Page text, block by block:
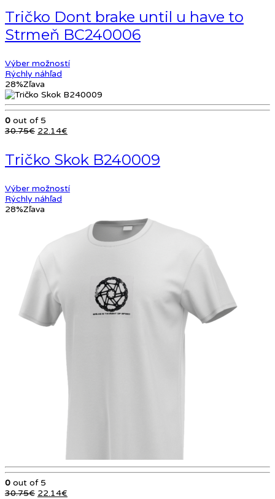
30.75€.22.14€.
Tričko Dont brake until u have to
Strmeň BC240006
Výber možností
Rýchly náhľad
28%Zľava
0 out of 5
30.75€ Pôvodná
30.75€.
22.14€
22.14€.
Tričko Skok B240009
Výber možností
Rýchly náhľad
28%Zľava
0 out of 5
30.75€ Pôvodná
22.14€